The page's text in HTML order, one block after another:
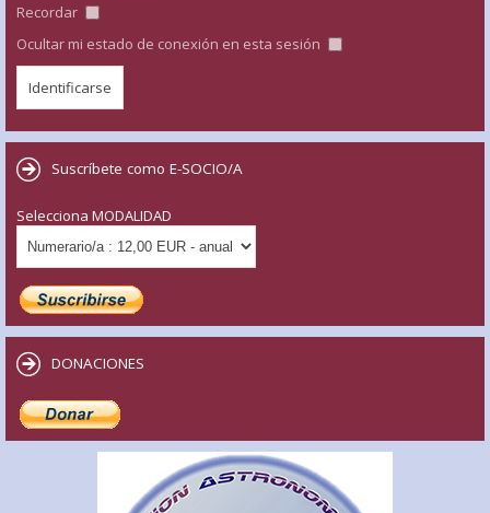
Recordar
Ocultar mi estado de conexión en esta sesión
Suscríbete como E-SOCIO/A
Selecciona MODALIDAD
DONACIONES